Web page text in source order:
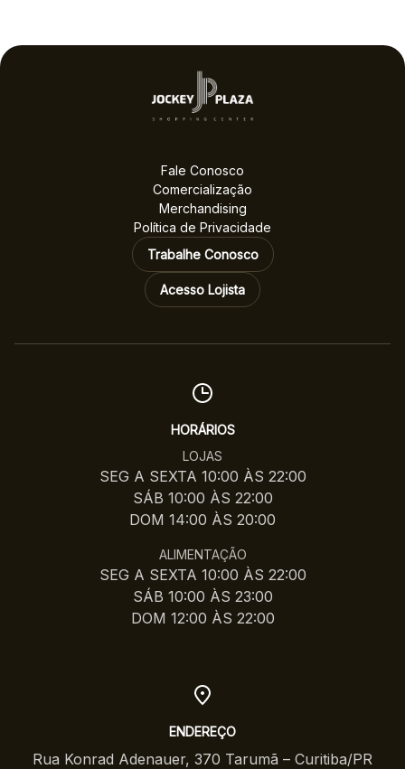
Fale Conosco
Comercialização
Merchandising
Política de Privacidade
Trabalhe Conosco
Acesso Lojista
HORÁRIOS
LOJAS
SEG A SEXTA 10:00 ÀS 22:00
SÁB 10:00 ÀS 22:00
DOM 14:00 ÀS 20:00
ALIMENTAÇÃO
SEG A SEXTA 10:00 ÀS 22:00
SÁB 10:00 ÀS 23:00
DOM 12:00 ÀS 22:00
ENDEREÇO
Rua Konrad Adenauer, 370 Tarumã – Curitiba/PR